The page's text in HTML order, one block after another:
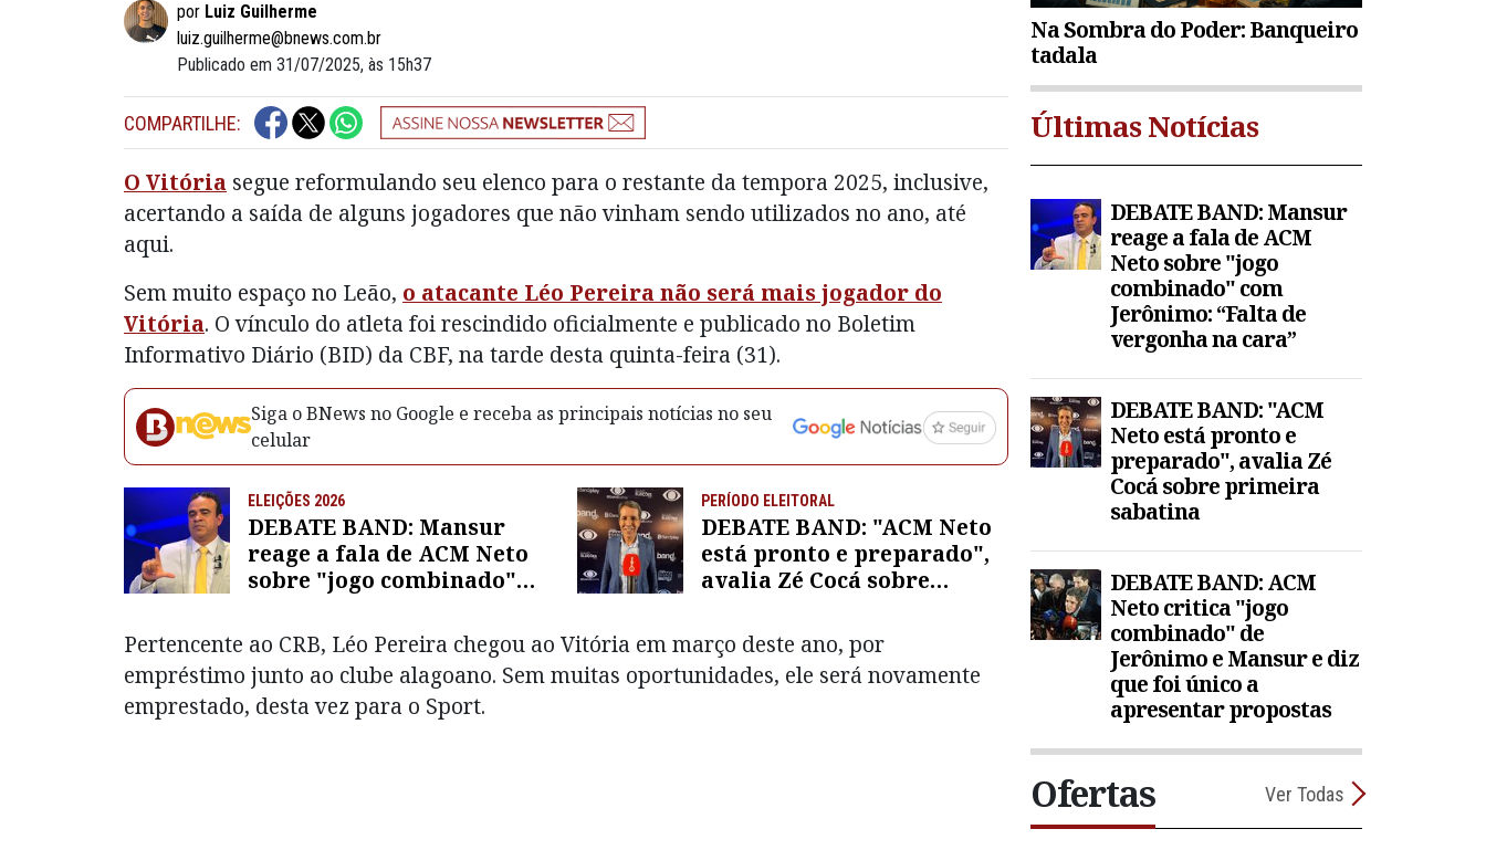
por Luiz Guilherme
luiz.guilherme@bnews.com.br
Publicado em 31/07/2025, às 15h37
COMPARTILHE:
O Vitória segue reformulando seu elenco para o restante da tempora 2025, inclusive,
acertando a saída de alguns jogadores que não vinham sendo utilizados no ano, até
aqui.
Sem muito espaço no Leão, o atacante Léo Pereira não será mais jogador do
Vitória. O vínculo do atleta foi rescindido oficialmente e publicado no Boletim
Informativo Diário (BID) da CBF, na tarde desta quinta-feira (31).
Siga o BNews no Google e receba as principais notícias no seu
celular
ELEIÇÕES 2026
DEBATE BAND: Mansur
reage a fala de ACM Neto
sobre "jogo combinado"
vergonha na cara”
PERÍODO ELEITORAL
DEBATE BAND: "ACM Neto
está pronto e preparado",
avalia Zé Cocá sobre
Pertencente ao CRB, Léo Pereira chegou ao Vitória em março deste ano, por
empréstimo junto ao clube alagoano. Sem muitas oportunidades, ele será novamente
emprestado, desta vez para o Sport.
Na Sombra do Poder: Banqueiro
tadala
Últimas Notícias
DEBATE BAND: Mansur
reage a fala de ACM
Neto sobre "jogo
combinado" com
Jerônimo: “Falta de
vergonha na cara”
DEBATE BAND: "ACM
Neto está pronto e
preparado", avalia Zé
Cocá sobre primeira
sabatina
DEBATE BAND: ACM
Neto critica "jogo
combinado" de
Jerônimo e Mansur e diz
que foi único a
apresentar propostas
Ofertas Ver Todas